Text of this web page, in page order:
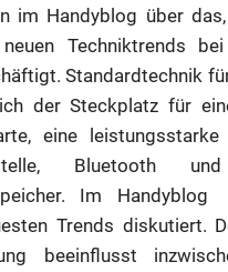
im Handyblog über
Techniktrends
Standardtechnik
der Steckplatz für
eine leistungsstarke
Bluetooth
Im
Trends diskutiert.
beeinflusst